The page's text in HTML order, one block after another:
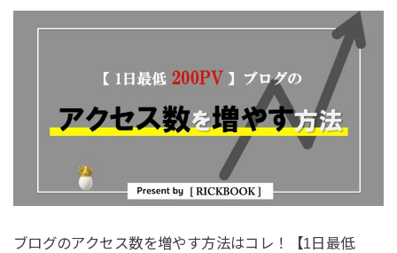
ブログのアクセス数を増やす方法はコレ！【1日最低